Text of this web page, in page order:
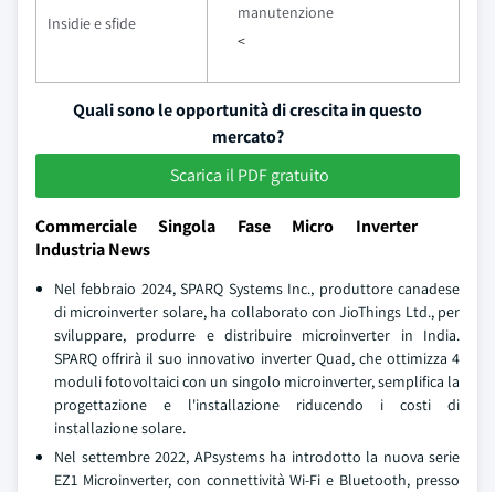
Insidie e sfide
manutenzione
<
Quali sono le opportunità di crescita in questo
mercato?
Scarica il PDF gratuito
Commerciale Singola Fase Micro Inverter
Industria News
Nel febbraio 2024, SPARQ Systems Inc., produttore canadese
di microinverter solare, ha collaborato con JioThings Ltd., per
sviluppare, produrre e distribuire microinverter in India.
SPARQ offrirà il suo innovativo inverter Quad, che ottimizza 4
moduli fotovoltaici con un singolo microinverter, semplifica la
progettazione e l'installazione riducendo i costi di
installazione solare.
Nel settembre 2022, APsystems ha introdotto la nuova serie
EZ1 Microinverter, con connettività Wi-Fi e Bluetooth, presso